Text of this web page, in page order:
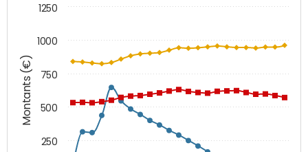
Montants (€)
250
500
750
1000
1250